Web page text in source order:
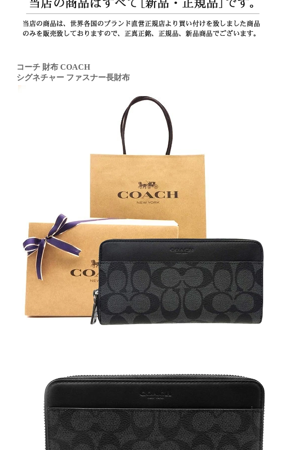
コーチ 財布 COACH
シグネチャー ファスナー長財布